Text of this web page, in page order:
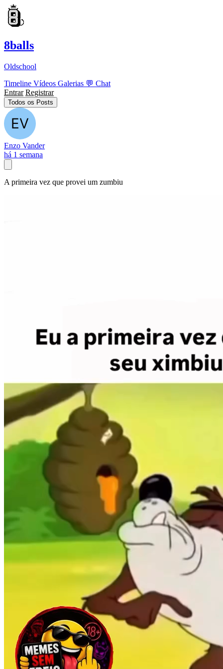
8balls
Oldschool
Timeline Vídeos Galerias 💬 Chat
Entrar Registrar
Todos os Posts
Enzo Vander
há 1 semana
A primeira vez que provei um zumbiu